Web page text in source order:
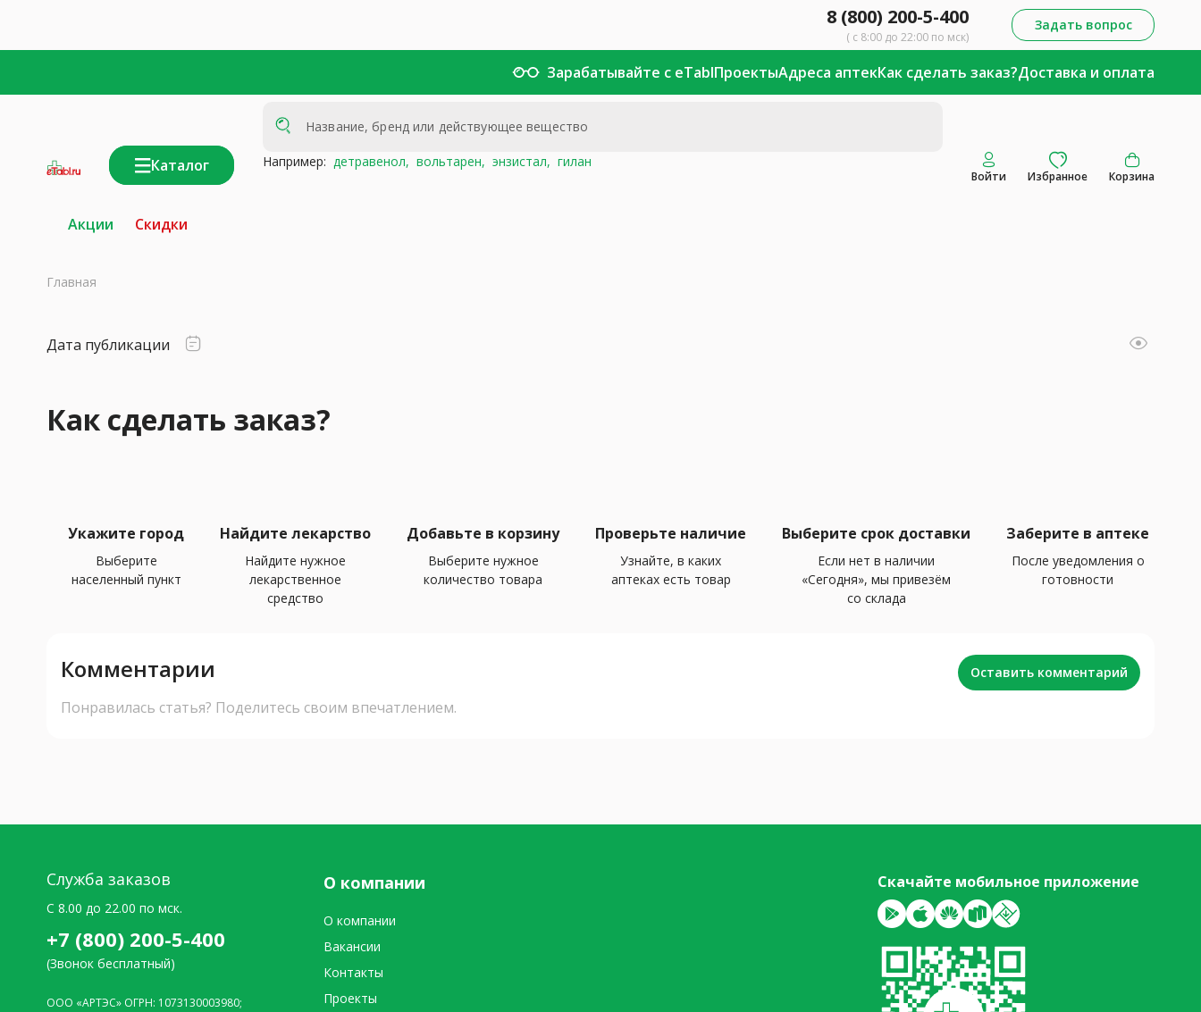
8 (800) 200-5-400
( с 8:00 до 22:00 по мск)
Задать вопрос
Зарабатывайте с eTablПроектыАдреса аптекКак сделать заказ?Доставка и оплата
Каталог Например: детравенол, вольтарен, энзистал, гилан
Войти Избранное Корзина
Акции Скидки
Главная
Дата публикации
Как сделать заказ?
Укажите город
Выберите
населенный пункт
Найдите лекарство
Найдите нужное
лекарственное
средство
Добавьте в корзину
Выберите нужное
количество товара
Проверьте наличие
Узнайте, в каких
аптеках есть товар
Выберите срок доставки
Если нет в наличии
«Сегодня», мы привезём
со склада
Заберите в аптеке
После уведомления о
готовности
Комментарии
Понравилась статья? Поделитесь своим впечатлением.
Оставить комментарий
Служба заказов
C 8.00 до 22.00 по мск.
+7 (800) 200-5-400
(Звонок бесплатный)
ООО «АРТЭС» ОГРН: 1073130003980;
О компании
О компании
Вакансии
Контакты
Проекты
Скачайте мобильное приложение